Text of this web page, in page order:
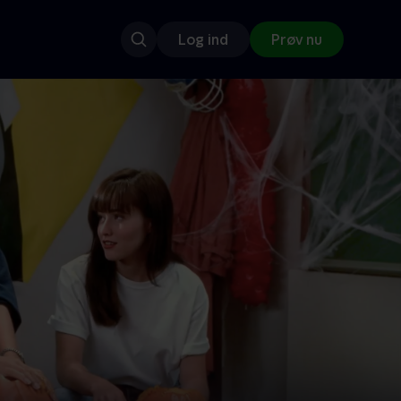
Log ind Prøv nu